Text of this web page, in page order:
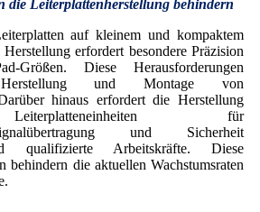
die Leiterplattenherstellung behindern
auf kleinem und kompaktem
erfordert besondere Präzision
Diese Herausforderungen
und Montage von
hinaus erfordert die Herstellung
für
und Sicherheit
qualifizierte Arbeitskräfte. Diese
behindern die aktuellen Wachstumsraten